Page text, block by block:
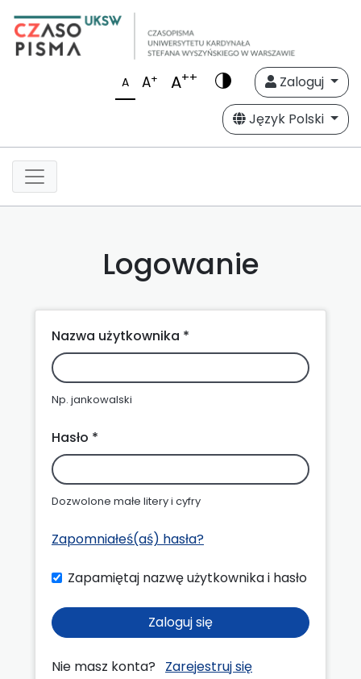
A A+ A++
Zaloguj
Język Polski
Logowanie
Nazwa użytkownika *
Np. jankowalski
Hasło *
Dozwolone małe litery i cyfry
Zapomniałeś(aś) hasła?
Zapamiętaj nazwę użytkownika i hasło
Zaloguj się
Nie masz konta? Zarejestruj się